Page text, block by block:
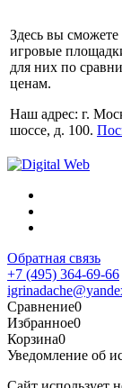
Здесь вы сможете
игровые
для них по
ценам.
Наш адрес: г.
шоссе, д. 100.
Обратная связь
+7 (495) 364-69-66
Сравнение0
Избранное0
Корзина0
Уведомление об